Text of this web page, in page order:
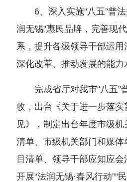
6、深入实施“八五”普法
润无锡”惠民品牌，完善现
系，提升各级领导干部运
深化改革、推动发展的能力
完成省厅对我市“八五”
收，出台《关于进一步落
见》，制定出台年度市级机
清单、市级机关部门和媒
目清单、领导干部应知应
开展“法润无锡·春风行动”“